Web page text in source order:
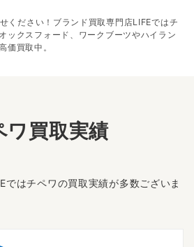
ください！ブランド買取専門店LIFEではチ
ックスフォード、ワークブーツやハイラン
価買取中。
ワ買取実績
ではチペワの買取実績が多数ございま